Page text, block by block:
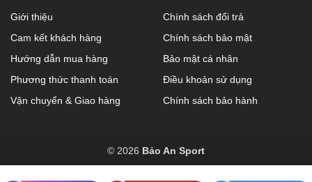
Giới thiệu
Cam kết khách hàng
Hướng dẫn mua hàng
Phương thức thanh toán
Vận chuyển & Giao hàng
Chính sách đổi trả
Chính sách bảo mật
Bảo mật cá nhân
Điều khoản sử dụng
Chính sách bảo hành
© 2026 Bảo An Sport